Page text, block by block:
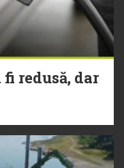
redusă, dar